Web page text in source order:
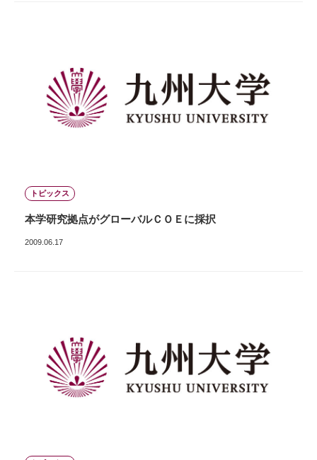
トピックス
本学研究拠点がグローバルＣＯＥに採択
2009.06.17